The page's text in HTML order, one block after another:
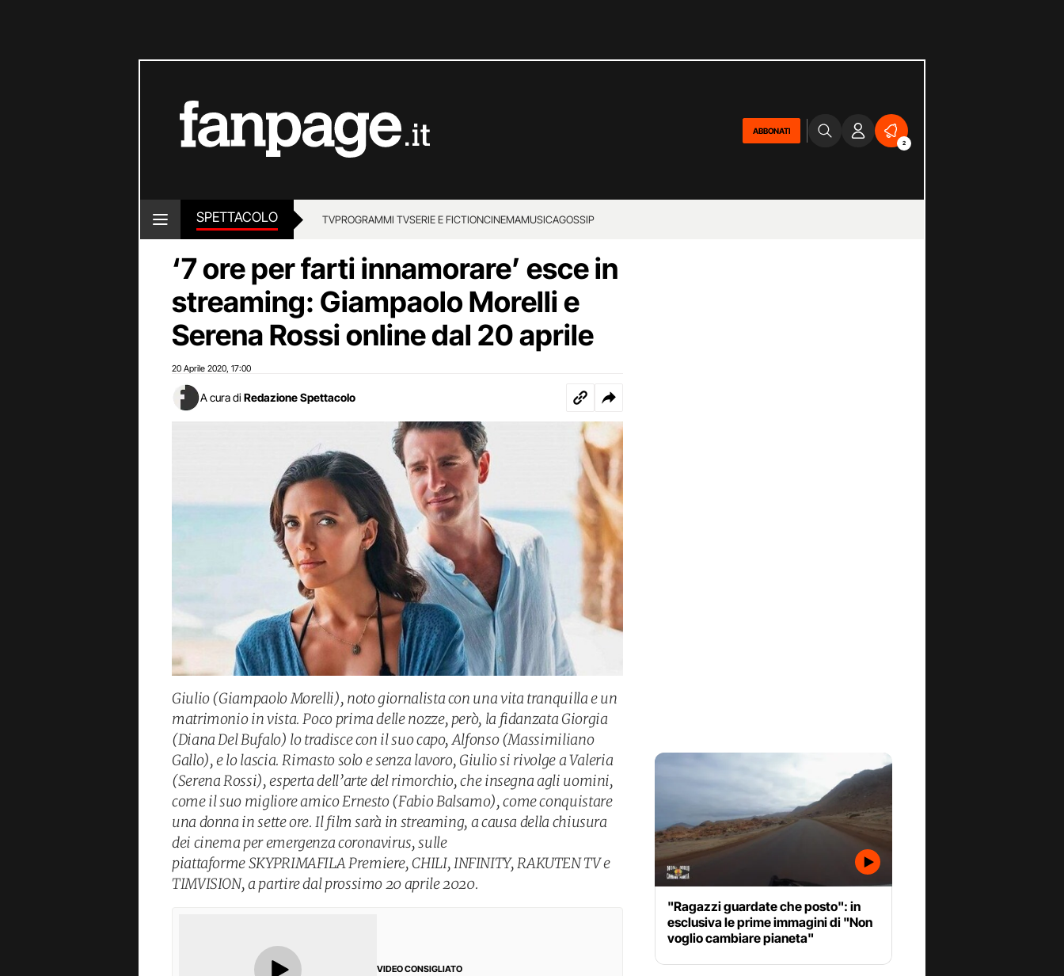
ABBONATI
2
SPETTACOLO TVPROGRAMMI TVSERIE E FICTIONCINEMAMUSICAGOSSIP
‘7 ore per farti innamorare’ esce in
streaming: Giampaolo Morelli e
Serena Rossi online dal 20 aprile
20 Aprile 2020 17:00
A cura di Redazione Spettacolo
Giulio (Giampaolo Morelli), noto giornalista con una vita tranquilla e un
matrimonio in vista. Poco prima delle nozze, però, la fidanzata Giorgia
(Diana Del Bufalo) lo tradisce con il suo capo, Alfonso (Massimiliano
Gallo), e lo lascia. Rimasto solo e senza lavoro, Giulio si rivolge a Valeria
(Serena Rossi), esperta dell’arte del rimorchio, che insegna agli uomini,
come il suo migliore amico Ernesto (Fabio Balsamo), come conquistare
una donna in sette ore. Il film sarà in streaming, a causa della chiusura
dei cinema per emergenza coronavirus, sulle
piattaforme SKYPRIMAFILA Premiere, CHILI, INFINITY, RAKUTEN TV e
TIMVISION, a partire dal prossimo 20 aprile 2020.
VIDEO CONSIGLIATO
"Ragazzi guardate che posto": in
esclusiva le prime immagini di "Non
voglio cambiare pianeta"